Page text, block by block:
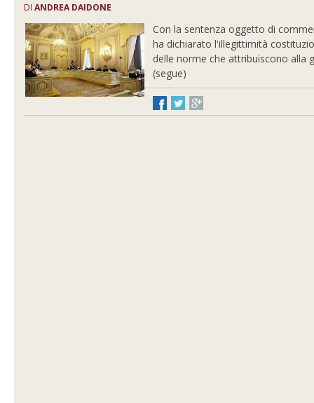
DIANDREA DAIDONE
Con la sentenza oggetto di
ha dichiarato l'illegittimità
delle norme che attribuiscono alla
(segue)